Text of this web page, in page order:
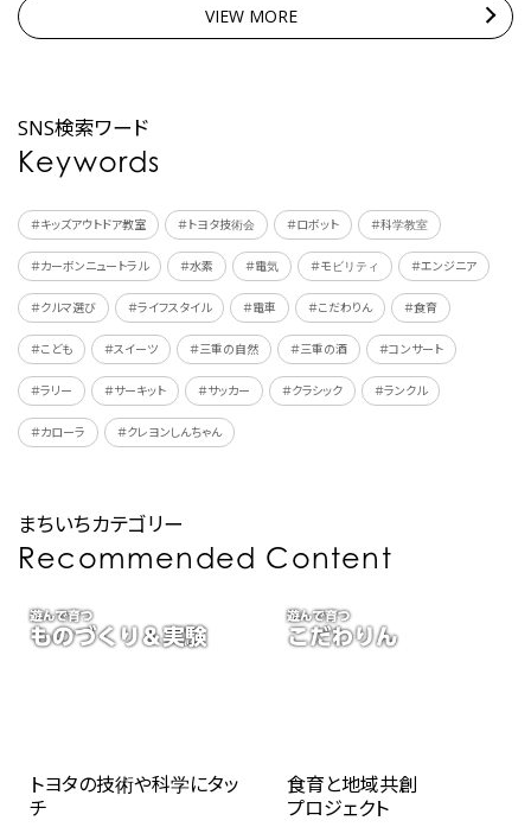
VIEW MORE
SNS検索ワード
Keywords
＃キッズアウトドア教室 ＃トヨタ技術会 ＃ロボット ＃科学教室
＃カーボンニュートラル ＃水素 ＃電気 ＃モビリティ ＃エンジニア
＃クルマ選び ＃ライフスタイル ＃電車 ＃こだわりん ＃食育
＃こども ＃スイーツ ＃三重の自然 ＃三重の酒 ＃コンサート
＃ラリー ＃サーキット ＃サッカー ＃クラシック ＃ランクル
＃カローラ ＃クレヨンしんちゃん
まちいちカテゴリー
Recommended Content
トヨタの技術や科学にタッ
チ
食育と地域共創
プロジェクト